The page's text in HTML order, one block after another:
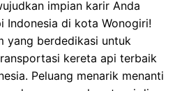
impian karir Anda
Indonesia di kota Wonogiri!
yang berdedikasi untuk
kereta api terbaik
Peluang menarik menanti